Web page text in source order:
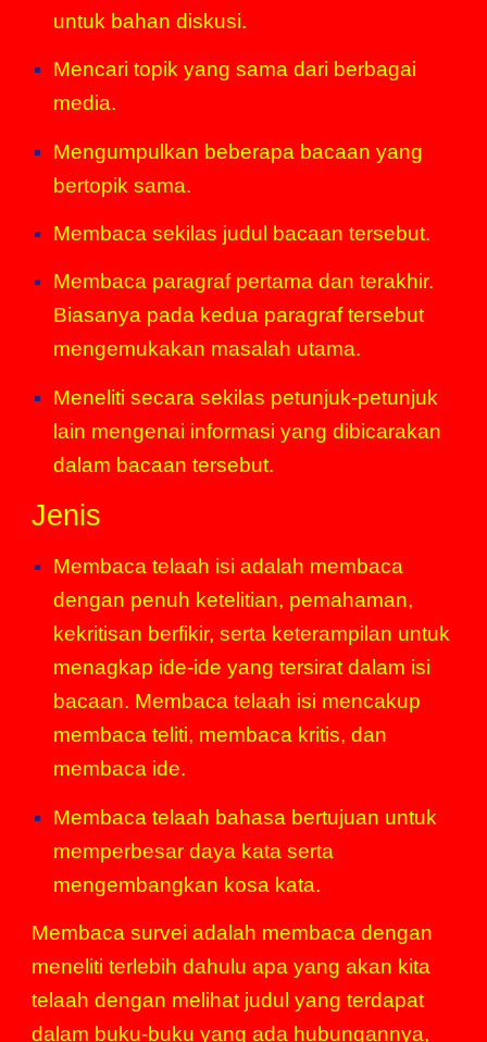
untuk bahandiskusi.
Mencari topik yang sama dari berbagai
media.
Mengumpulkan beberapa bacaan yang
bertopik sama.
Membaca sekilas judul bacaan tersebut.
Membaca paragraf pertama dan terakhir.
Biasanya pada kedua paragraf tersebut
mengemukakan masalah utama.
Meneliti secara sekilas petunjuk-petunjuk
lain mengenai informasi yang dibicarakan
dalam bacaan tersebut.
Jenis
Membaca telaah isi adalah membaca
dengan penuh ketelitian, pemahaman,
kekritisan berfikir, serta keterampilan untuk
menagkap ide-ide yang tersirat dalam isi
bacaan. Membaca telaah isi mencakup
membaca teliti, membaca kritis, dan
membaca ide.
Membaca telaah bahasa bertujuan untuk
memperbesar daya kata serta
mengembangkan kosa kata.
Membaca survei adalah membaca dengan
meneliti terlebih dahulu apa yang akan kita
telaah dengan melihat judul yang terdapat
dalam buku-buku yang ada hubungannya,